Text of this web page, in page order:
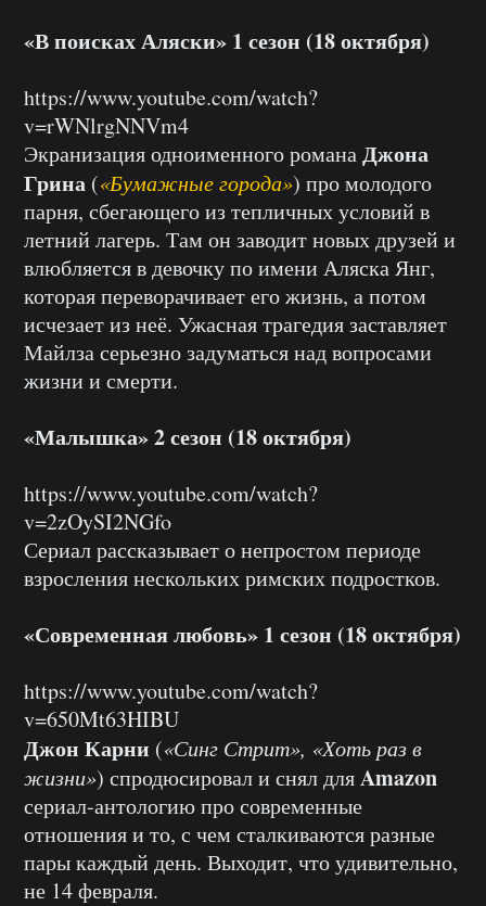
«В поисках Аляски» 1 сезон (18 октября)
https://www.youtube.com/watch?
v=rWNlrgNNVm4
Экранизация одноименного романаДжона
Грина («Бумажные города») про молодого
парня, сбегающего из тепличных условий в
летний лагерь. Там он заводит новых друзей и
влюбляется в девочку по имени Аляска Янг,
которая переворачивает его жизнь, а потом
исчезает из неё. Ужасная трагедия заставляет
Майлза серьезно задуматься над вопросами
жизни и смерти.
«Малышка» 2 сезон (18 октября)
https://www.youtube.com/watch?
v=2zOySI2NGfo
Сериал рассказывает о непростом периоде
взросления нескольких римских подростков.
«Современная любовь» 1 сезон (18 октября)
https://www.youtube.com/watch?
v=650Mt63HIBU
Джон Карни («Синг Стрит», «Хоть раз в
жизни») спродюсировал и снял дляAmazon
сериал-антологию про современные
отношения и то, с чем сталкиваются разные
пары каждый день. Выходит, что удивительно,
не 14 февраля.